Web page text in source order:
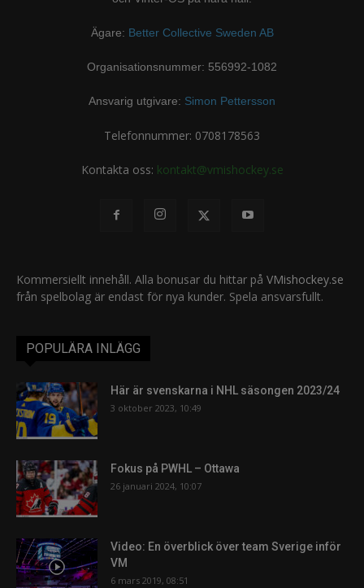
Ägare: Better Collective Sweden AB
Organisationsnummer: 556992-1082
Ansvarig utgivare: Simon Pettersson
Telefonnummer: 0708178563
Kontakta oss: kontakt@vmishockey.se
Kommersiellt innehåll. Alla bonusar du hittar på VMishockey.se
från spelbolag är endast för nya kunder. Spela ansvarsfullt.
POPULÄRA INLÄGG
Här är svenskarna i NHL säsongen 2023/24
3 oktober 2023, 10:49
Fokus på PWHL – Ottawa
26 januari 2024, 10:07
Video: En överblick över team Sverige inför
VM
6 mars 2019, 08:51